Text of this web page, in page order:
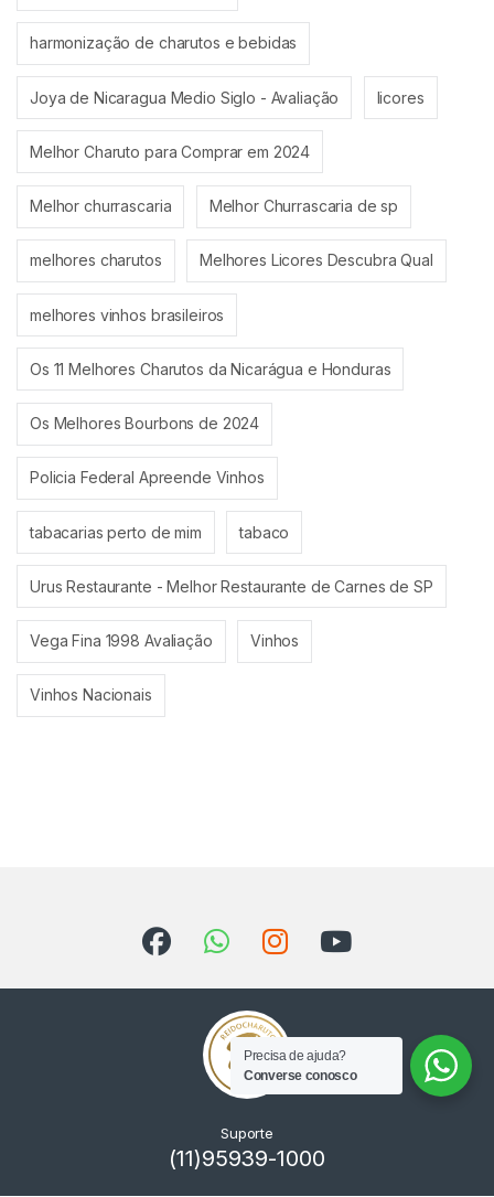
harmonização de charutos e bebidas
Joya de Nicaragua Medio Siglo - Avaliação licores
Melhor Charuto para Comprar em 2024
Melhor churrascaria Melhor Churrascaria de sp
melhores charutos Melhores Licores Descubra Qual
melhores vinhos brasileiros
Os 11 Melhores Charutos da Nicarágua e Honduras
Os Melhores Bourbons de 2024
Policia Federal Apreende Vinhos
tabacarias perto de mim tabaco
Urus Restaurante - Melhor Restaurante de Carnes de SP
Vega Fina 1998 Avaliação Vinhos
Vinhos Nacionais
Suporte
(11)95939-1000
Precisa de ajuda?
Converse conosco